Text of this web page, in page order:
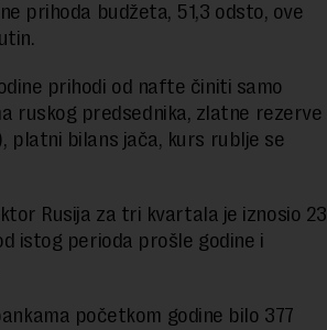
prihoda budžeta, 51,3 odsto, ove
prihodi od nafte činiti samo
ruskog predsednika, zlatne rezerve
platni bilans jača, kurs rublje se
Rusija za tri kvartala je iznosio 23
istog perioda prošle godine i
početkom godine bilo 377